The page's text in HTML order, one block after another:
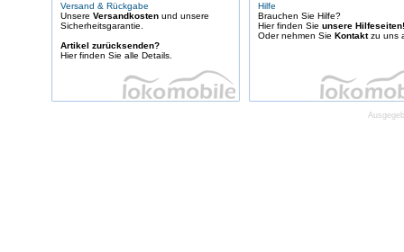
Versand & Rückgabe
Unsere Versandkosten und unsere
Sicherheitsgarantie.
Artikel zurücksenden?
Hier finden Sie alle Details.
Hilfe
Brauchen Sie Hilfe?
Hier finden Sie unsere Hilfeseiten!
Oder nehmen Sie Kontaktzu uns